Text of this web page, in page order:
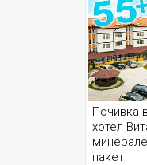
Почивка
хотел
пакет